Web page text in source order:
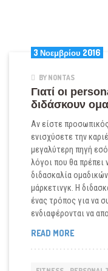
3 Νοεμβρίου 2016
BY NONTAS
Γιατί οι
διδάσκουν
Αν είστε
ενισχύσετε την
μεγαλύτερη πηγή
λόγοι που θα πρέπει
διδασκαλία
μάρκετινγκ. Η
ένας τρόπος για να
ενδιαφέρονται να
READ MOREΓΙΑΤΊ